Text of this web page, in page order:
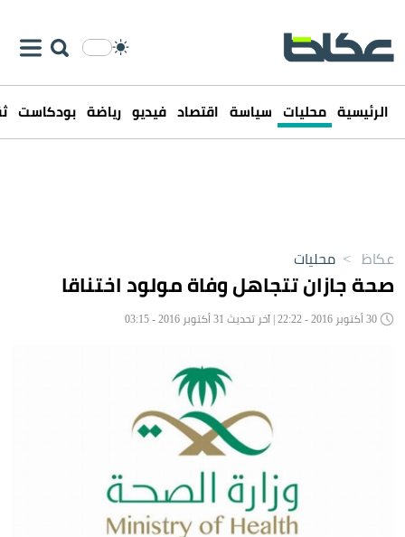
الرئيسية محليات سياسة اقتصاد فيديو رياضة بودكاست
عكاظ > محليات
صحة جازان تتجاهل وفاة مولود اختناقا